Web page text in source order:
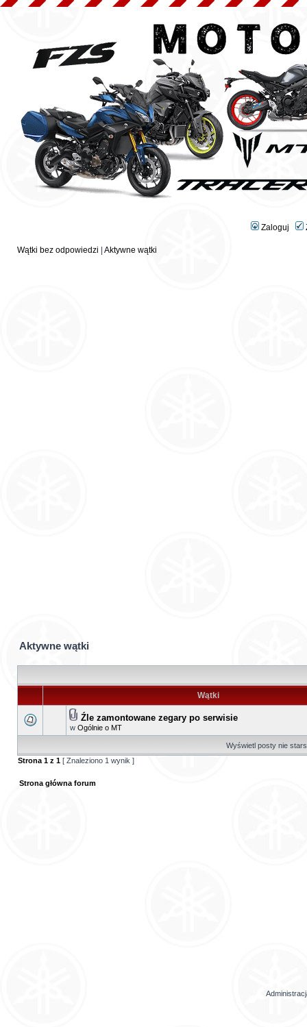
Zaloguj
Wątki bez odpowiedzi Aktywne wątki
Aktywne wątki
Wątki
Źle zamontowane zegary po serwisie
w Ogólnie o MT
Wyświetl posty nie
Strona 1 z 1 [ Znaleziono 1 wynik ]
Strona główna forum